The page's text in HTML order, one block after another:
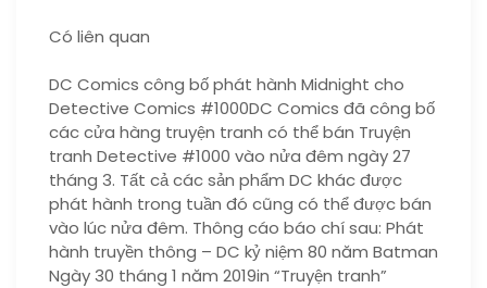
Có liên quan
DC Comics công bố phát hành Midnight cho
Detective Comics #1000DC Comics đã công bố
các cửa hàng truyện tranh có thể bán Truyện
tranh Detective #1000 vào nửa đêm ngày 27
tháng 3. Tất cả các sản phẩm DC khác được
phát hành trong tuần đó cũng có thể được bán
vào lúc nửa đêm. Thông cáo báo chí sau: Phát
hành truyền thông – DC kỷ niệm 80 năm Batman
Ngày 30 tháng 1 năm 2019in “Truyện tranh”